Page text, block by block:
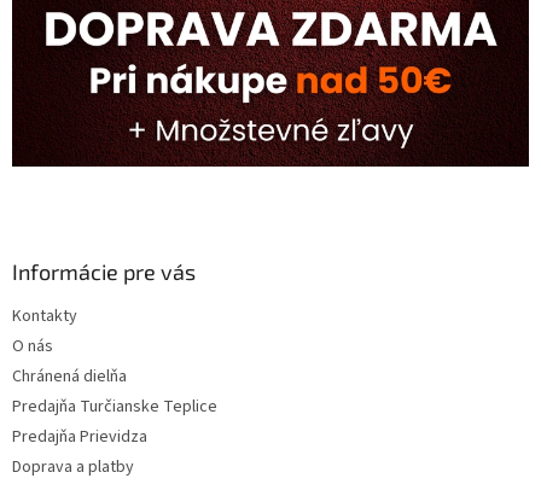
Informácie pre vás
Kontakty
O nás
Chránená dielňa
Predajňa Turčianske Teplice
Predajňa Prievidza
Doprava a platby